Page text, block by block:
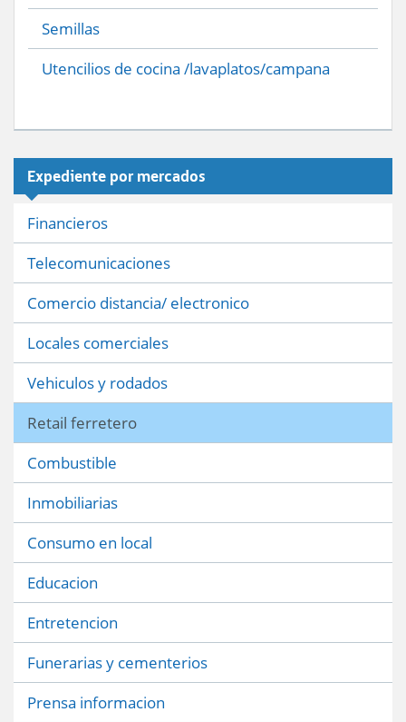
Semillas
Utencilios de cocina /lavaplatos/campana
Expediente por mercados
Financieros
Telecomunicaciones
Comercio distancia/ electronico
Locales comerciales
Vehiculos y rodados
Retail ferretero
Combustible
Inmobiliarias
Consumo en local
Educacion
Entretencion
Funerarias y cementerios
Prensa informacion